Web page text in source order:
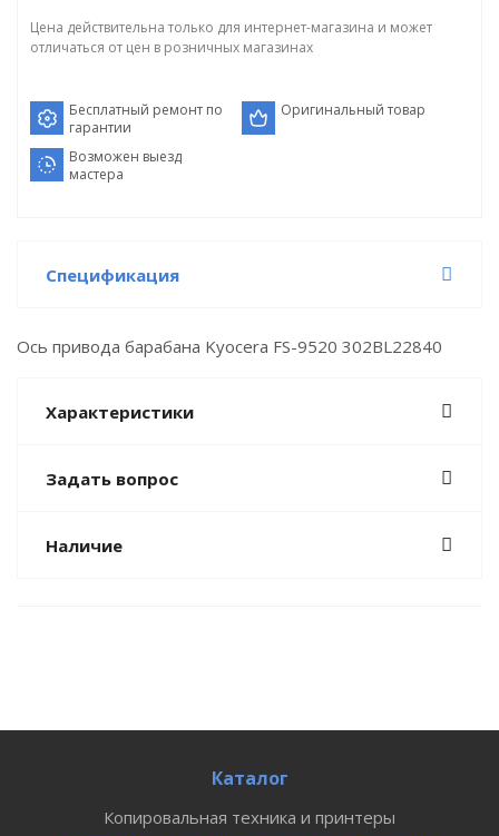
Цена действительна только для интернет-магазина и может
отличаться от цен в розничных магазинах
Бесплатный ремонт по
гарантии
Оригинальный товар
Возможен выезд
мастера
Спецификация
Ось привода барабана Kyocera FS-9520 302BL22840
Характеристики
Задать вопрос
Наличие
Каталог
Копировальная техника и принтеры